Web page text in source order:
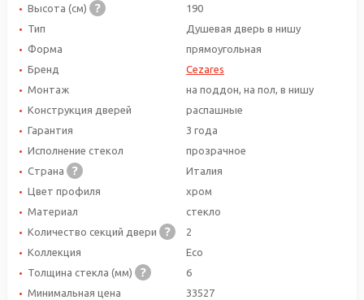
Высота (см)
190
Тип
Душевая дверь в нишу
Форма
прямоугольная
Бренд
Cezares
Монтаж
на поддон, на пол, в нишу
Конструкция дверей
распашные
Гарантия
3 года
Исполнение стекол
прозрачное
Страна
Италия
Цвет профиля
хром
Материал
стекло
Количество секций двери
2
Коллекция
Eco
Толщина стекла (мм)
6
Минимальная цена
33527